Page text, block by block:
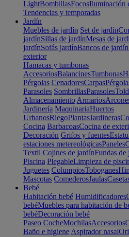
LightBombillasFocosIluminación
Tendencias y temporadas
Jardín
Muebles de jardín Set de jardín
jardínSillas de jardínMesas de
jardínSofás jardínBancos de jardín
exterior
Hamacas y tumbonas
AccesoriosBalancinesTumbonas
Pérgolas CenadoresCarpas
Parasoles SombrillasParasoles
Almacenamiento Armarios
Jardinería MaquinariaHuertos
UrbanosRiegoPlantasJardineras
Cocina BarbacoasCocina de
Decoración Grifos y fuentes
estaciones metereológicasPaneles
Textil Cojines de jardínFundas de
Piscina PlegableLimpieza de
Juguetes ColumpiosToboganes
Mascotas ComederosJaulas
Bebé
Habitación bebé Humidificadores
bebéMuebles para habitación de
bebéDecoración bebé
Paseo CocheMochilasAccesorios
Baño e higiene Aspirador nasal